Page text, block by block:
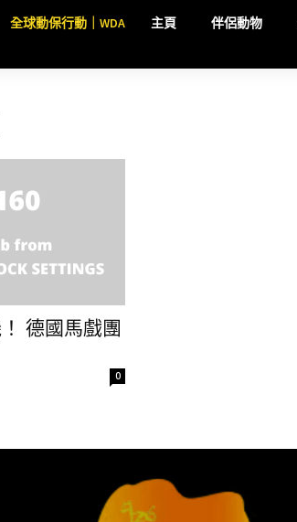
全球動保行動｜WDA 主頁 伴侶動物
德國馬戲團
0